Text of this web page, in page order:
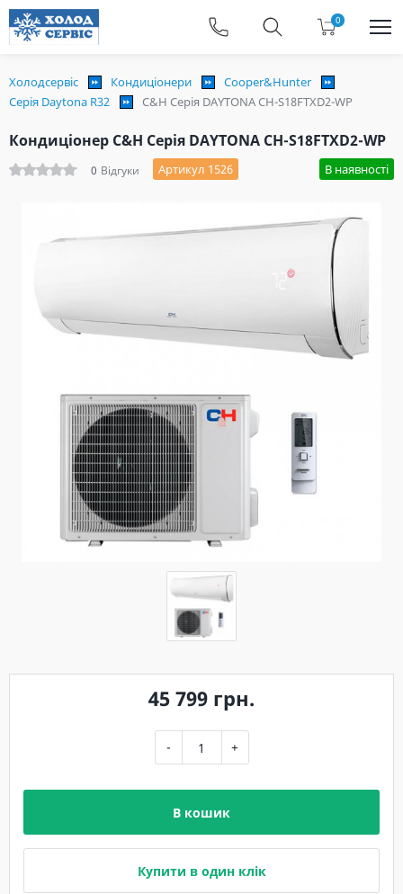
0
Холодсервіс Кондиціонери
Cooper&Hunter
Серія Daytona R32
C&H Серія DAYTONA CH-S18FTXD2-WP
Кондиціонер C&H Серія DAYTONA CH-S18FTXD2-WP
0 Відгуки Артикул 1526 В наявності
45 799 грн.
- +
В кошик
Купити в один клік